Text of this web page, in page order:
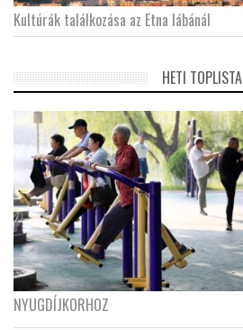
Kultúrák találkozása az Etna lábánál
HETI TOPLISTA
NYUGDÍJKORHOZ